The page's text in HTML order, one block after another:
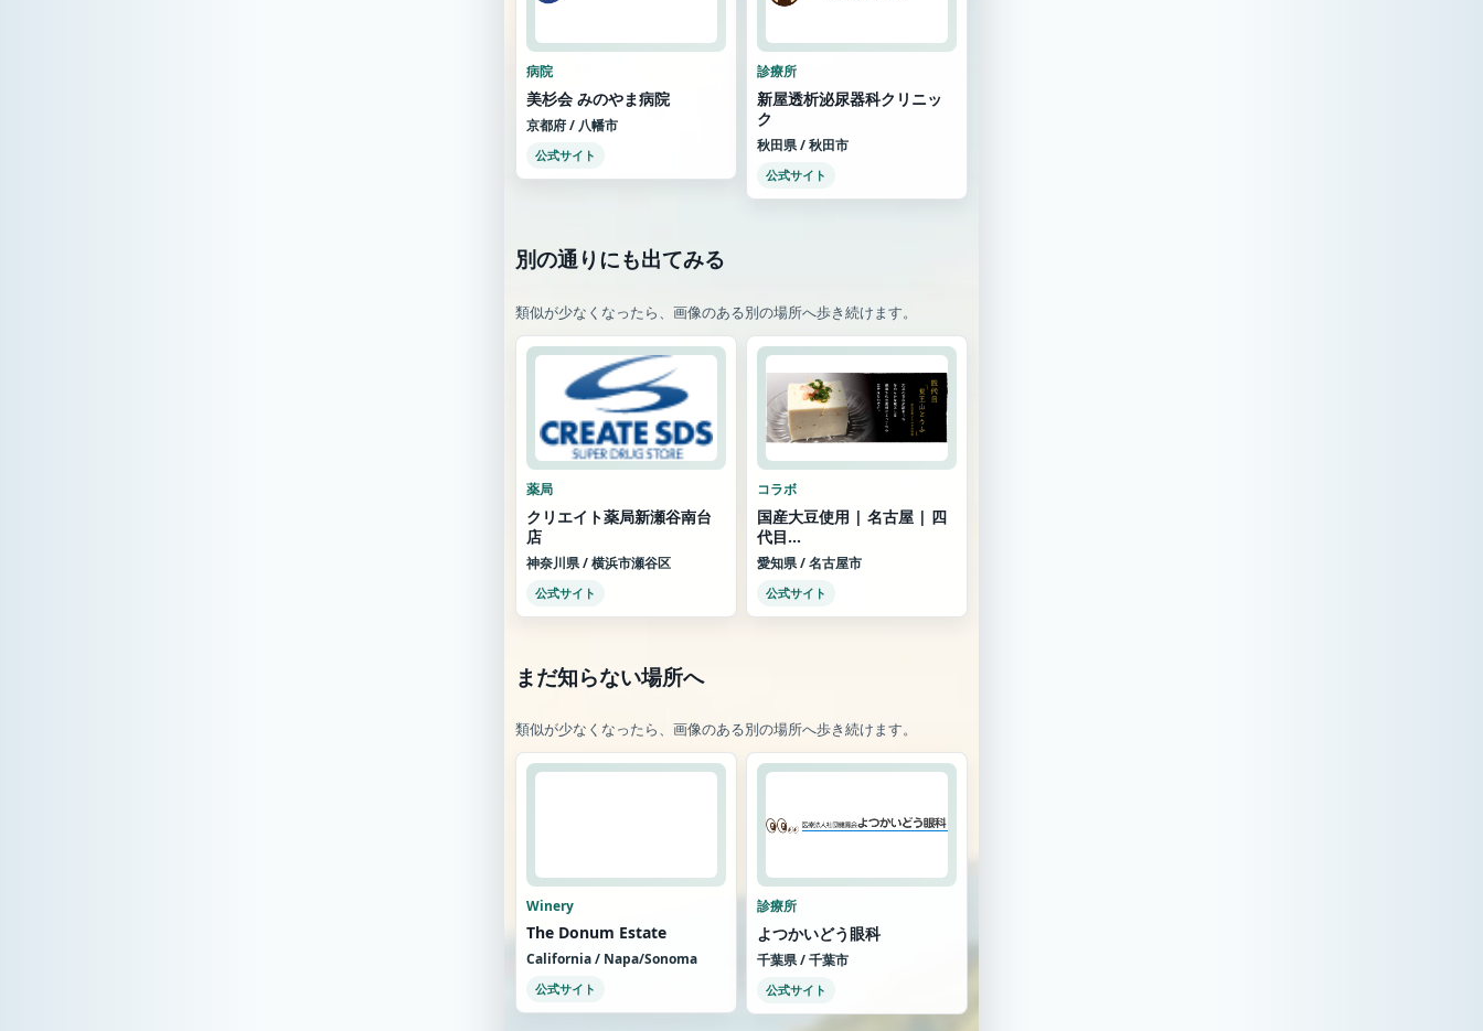
病院
美杉会 みのやま病院
京都府 / 八幡市
公式サイト
診療所
新屋透析泌尿器科クリニッ
ク
秋田県 / 秋田市
公式サイト
別の通りにも出てみる
類似が少なくなったら、画像のある別の場所へ歩き続けます。
薬局
クリエイト薬局新瀬谷南台
店
神奈川県 / 横浜市瀬谷区
公式サイト
コラボ
国産大豆使用 | 名古屋 | 四
代目...
愛知県 / 名古屋市
公式サイト
まだ知らない場所へ
類似が少なくなったら、画像のある別の場所へ歩き続けます。
Winery
The Donum Estate
California / Napa/Sonoma
公式サイト
診療所
よつかいどう眼科
千葉県 / 千葉市
公式サイト